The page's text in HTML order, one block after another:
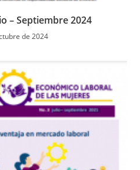
– Septiembre 2024
de 2024